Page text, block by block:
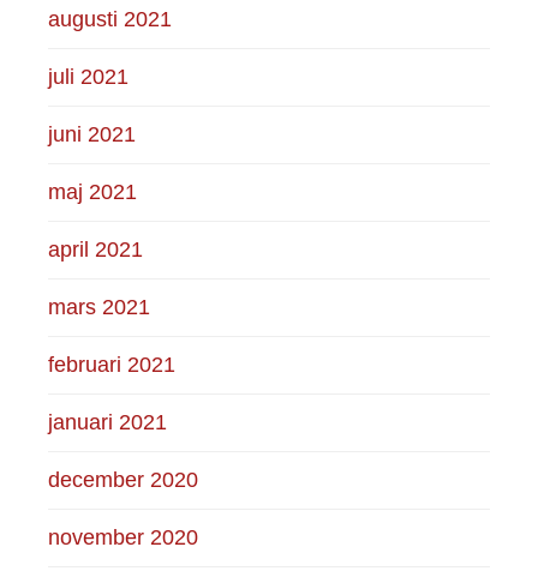
augusti 2021
juli 2021
juni 2021
maj 2021
april 2021
mars 2021
februari 2021
januari 2021
december 2020
november 2020